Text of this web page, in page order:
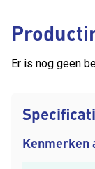
Er is nog geen
Kenmerken